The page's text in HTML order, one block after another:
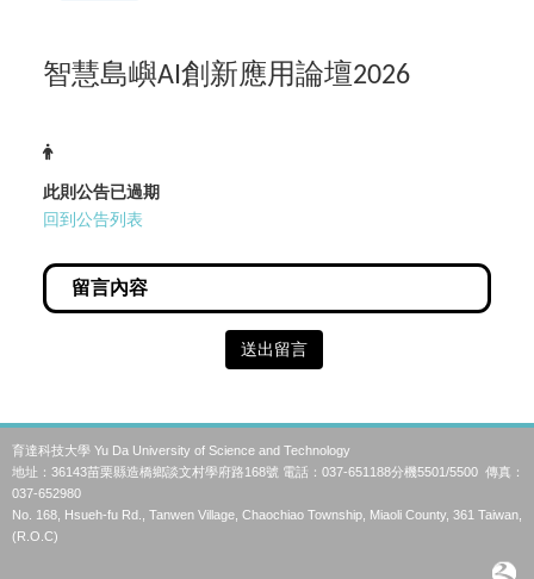
智慧島嶼AI創新應用論壇2026
此則公告已過期
回到公告列表
送出留言
育達科技大學 Yu Da University of Science and Technology
地址：36143苗栗縣造橋鄉談文村學府路168號 電話：037-651188分機5501/5500 傳真：
037-652980
No. 168, Hsueh-fu Rd., Tanwen Village, Chaochiao Township, Miaoli County, 361 Taiwan,
(R.O.C)